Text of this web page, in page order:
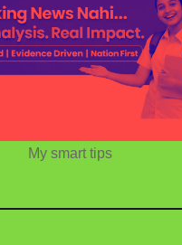
My smart tips